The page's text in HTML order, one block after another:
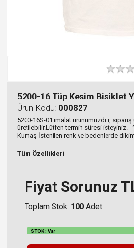
5200-16 Tüp Kesim Bisiklet
Ürün Kodu: 000827
5200-16S-01 imalat ürünümüzdür,
üretilebilir.Lütfen termin süresi isteyiniz.
Kumaş İstenilen renk ve bedenlerde dikim
Tüm Özellikleri
Fiyat Sorunuz
Toplam Stok: 100 Adet
STOK : Var